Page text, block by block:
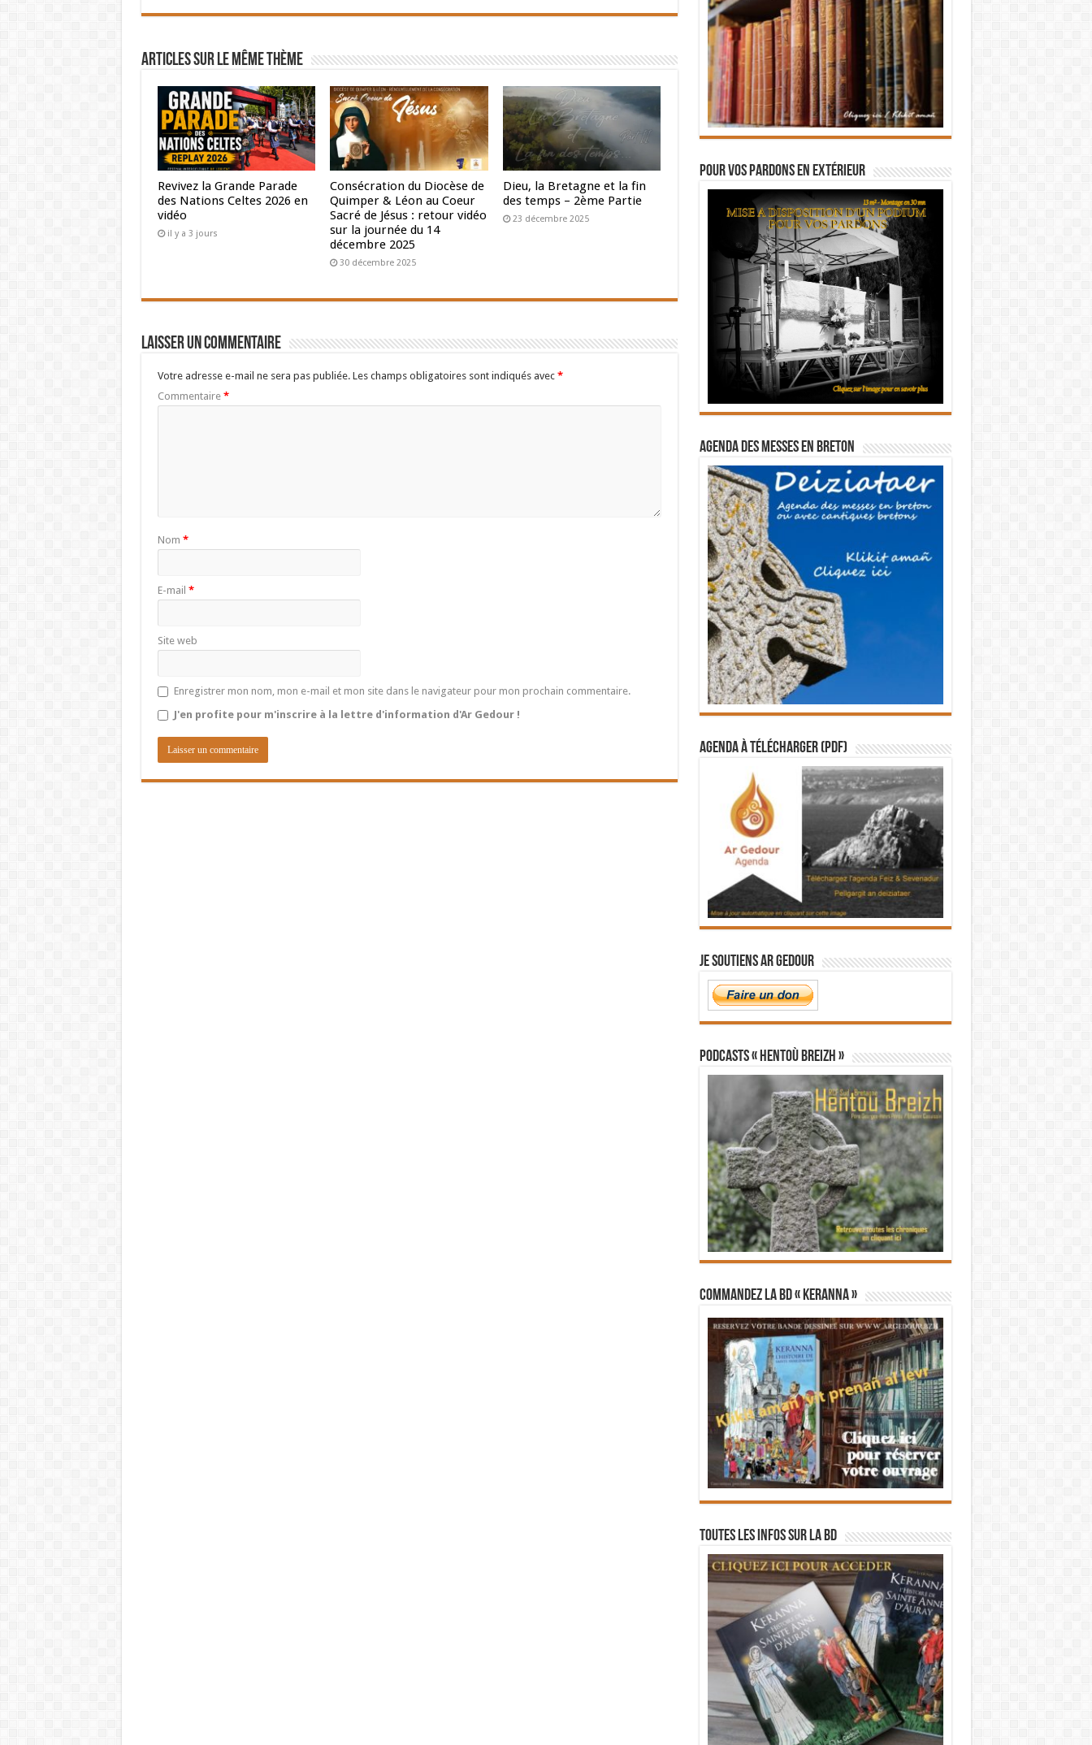
Articles sur le même thème
Revivez la Grande Parade
des Nations Celtes 2026 en
vidéo
il y a 3 jours
Consécration du Diocèse de
Quimper & Léon au Coeur
Sacré de Jésus : retour vidéo
sur la journée du 14
décembre 2025
30 décembre 2025
Dieu, la Bretagne et la fin
des temps – 2ème Partie
23 décembre 2025
Laisser un commentaire
Votre adresse e-mail ne sera pas publiée. Les champs obligatoires sont indiqués avec *
Commentaire *
Nom *
E-mail *
Site web
Enregistrer mon nom, mon e-mail et mon site dans le navigateur pour mon prochain commentaire.
J'en profite pour m'inscrire à la lettre d'information d'Ar Gedour !
Pour vos pardons en extérieur
Agenda des messes en breton
Agenda à télécharger (PDF)
Je soutiens Ar Gedour
PODCASTS « Hentoù Breizh »
Commandez la BD « Keranna »
Toutes les infos sur la BD